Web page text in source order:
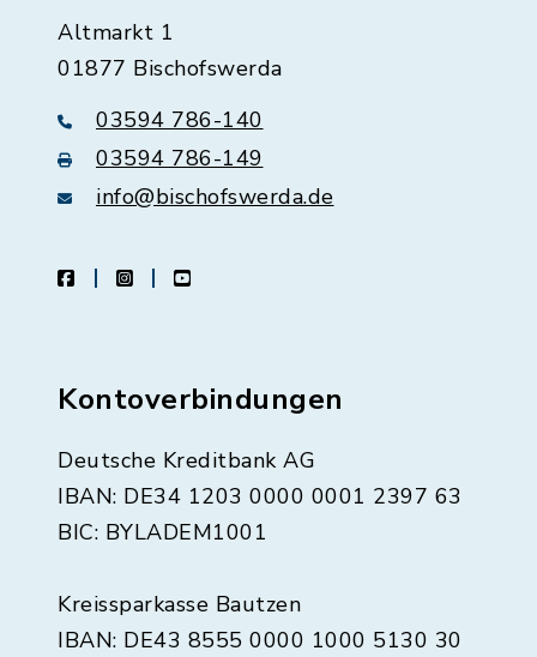
Altmarkt 1
01877 Bischofswerda
03594 786-140
03594 786-149
info@bischofswerda.de
facebookinstagramyoutube
Kontoverbindungen
Deutsche Kreditbank AG
IBAN: DE34 1203 0000 0001 2397 63
BIC: BYLADEM1001
Kreissparkasse Bautzen
IBAN: DE43 8555 0000 1000 5130 30